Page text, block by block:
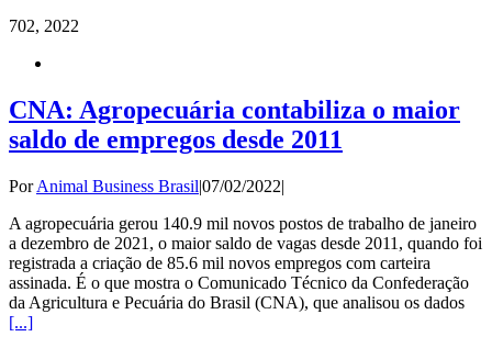
702, 2022
CNA: Agropecuária contabiliza o maior
saldo de empregos desde 2011
PorAnimal Business Brasil|07/02/2022|
A agropecuária gerou 140.9 mil novos postos de trabalho de janeiro
a dezembro de 2021, o maior saldo de vagas desde 2011, quando foi
registrada a criação de 85.6 mil novos empregos com carteira
assinada. É o que mostra o Comunicado Técnico da Confederação
da Agricultura e Pecuária do Brasil (CNA), que analisou os dados
[...]